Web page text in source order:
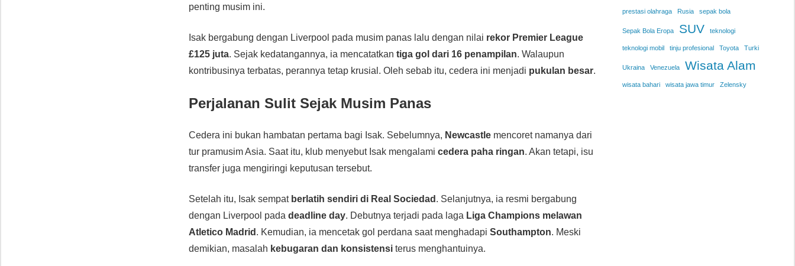
penting musim ini.
Isak bergabung dengan Liverpool pada musim panas lalu dengan nilai rekor Premier League
£125 juta. Sejak kedatangannya, ia mencatatkantiga gol dari 16 penampilan. Walaupun
kontribusinya terbatas, perannya tetap krusial. Oleh sebab itu, cedera ini menjadi pukulan besar.
Perjalanan Sulit Sejak Musim Panas
Cedera ini bukan hambatan pertama bagi Isak. Sebelumnya, Newcastle mencoret namanya dari
tur pramusim Asia. Saat itu, klub menyebut Isak mengalamicedera paha ringan. Akan tetapi, isu
transfer juga mengiringi keputusan tersebut.
Setelah itu, Isak sempat berlatih sendiri di Real Sociedad . Selanjutnya, ia resmi bergabung
dengan Liverpool padadeadline day. Debutnya terjadi pada laga Liga Champions melawan
Atletico Madrid . Kemudian, ia mencetak gol perdana saat menghadapiSouthampton. Meski
demikian, masalah kebugaran dan konsistensi terus menghantuinya.
prestasi olahraga Rusia sepak bola
Sepak Bola Eropa SUV teknologi
teknologi mobil tinju profesional Toyota Turki
Ukraina Venezuela Wisata Alam
wisata bahari wisata jawa timur Zelensky